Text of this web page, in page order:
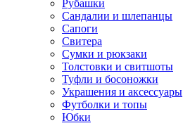
Рубашки
Сандалии и шлепанцы
Сапоги
Свитера
Сумки и рюкзаки
Толстовки и свитшоты
Туфли и босоножки
Украшения и аксессуары
Футболки и топы
Юбки